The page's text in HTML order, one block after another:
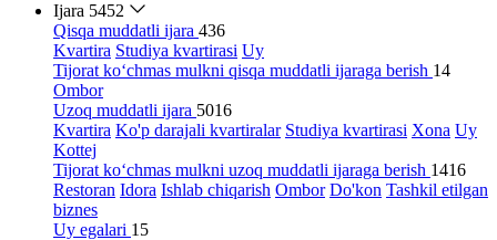
Ijara 5452
Qisqa muddatli ijara 436
Kvartira Studiya kvartirasi Uy
Tijorat ko‘chmas mulkni qisqa muddatli ijaraga berish 14
Ombor
Uzoq muddatli ijara 5016
Kvartira Ko'p darajali kvartiralar Studiya kvartirasi Xona Uy
Kottej
Tijorat ko‘chmas mulkni uzoq muddatli ijaraga berish 1416
Restoran Idora Ishlab chiqarish Ombor Do'kon Tashkil etilgan
biznes
Uy egalari 15